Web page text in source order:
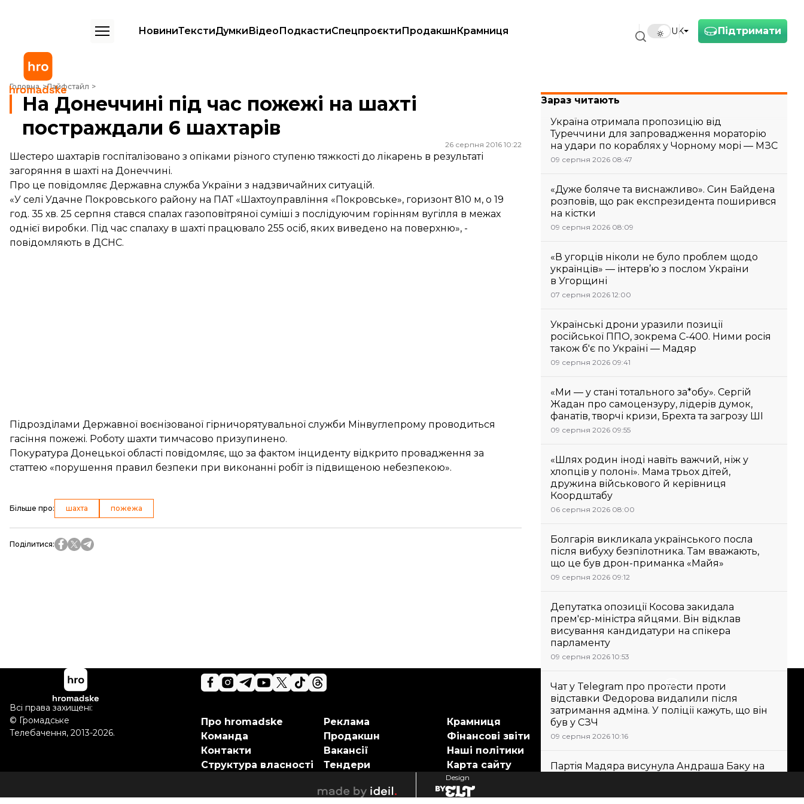
Підтримати
UK
НовиниТекстиДумкиВідеоПодкастиСпецпроєктиПродакшнКрамниця
Головна Лайфстайл
На Донеччині під час пожежі на шахті постраждали 6 шахтарів
На Донеччині під час пожежі на шахті
постраждали 6 шахтарів
26 серпня 2016 10:22
Шестеро шахтарів госпіталізовано з опіками різного ступеню тяжкості до лікарень в результаті
загоряння в шахті на Донеччині.
Про це повідомляє Державна служба України з надзвичайних ситуацій.
«У селі Удачне Покровського району на ПАТ «Шахтоуправління «Покровське», горизонт 810 м, о 19
год. 35 хв. 25 серпня стався спалах газоповітряної суміші з послідуючим горінням вугілля в межах
однієї виробки. Під час спалаху в шахті працювало 255 осіб, яких виведено на поверхню», -
повідомляють в ДСНС.
Підрозділами Державної воєнізованої гірничорятувальної служби Мінвуглепрому проводиться
гасіння пожежі. Роботу шахти тимчасово призупинено.
Покуратура Донецької області повідомляє, що за фактом інциденту відкрито провадження за
статтею «порушення правил безпеки при виконанні робіт із підвищеною небезпекою».
Більше про: шахта пожежа
Поділитися:
Зараз читають
Україна отримала пропозицію від
Туреччини для запровадження мораторію
на удари по кораблях у Чорному морі — МЗС
09 серпня 2026 08:47
«Дуже боляче та виснажливо». Син Байдена
розповів, що рак експрезидента поширився
на кістки
09 серпня 2026 08:09
«В угорців ніколи не було проблем щодо
українців» — інтерв’ю з послом України
в Угорщині
07 серпня 2026 12:00
Українські дрони уразили позиції
російської ППО, зокрема С-400. Ними росія
також б'є по Україні — Мадяр
09 серпня 2026 09:41
«Ми — у стані тотального за*обу». Сергій
Жадан про самоцензуру, лідерів думок,
фанатів, творчі кризи, Брехта та загрозу ШІ
09 серпня 2026 09:55
«Шлях родин іноді навіть важчий, ніж у
хлопців у полоні». Мама трьох дітей,
дружина військового й керівниця
Коордштабу
06 серпня 2026 08:00
Болгарія викликала українського посла
після вибуху безпілотника. Там вважають,
що це був дрон-приманка «Майя»
09 серпня 2026 09:12
Депутатка опозиції Косова закидала
прем'єр-міністра яйцями. Він відклав
висування кандидатури на спікера
парламенту
09 серпня 2026 10:53
Чат у Telegram про протести проти
відставки Федорова видалили після
затримання адміна. У поліції кажуть, що він
був у СЗЧ
09 серпня 2026 10:16
Партія Мадяра висунула Андраша Баку на
Підтримати
Ми працюємо для тебе та
другом
Про hromadske
Команда
Контакти
Структура власності
Реклама
Продакшн
Вакансії
Тендери
Крамниця
Фінансові звіти
Наші політики
Карта сайту
Всі права захищені:
© Громадське
Телебачення, 2013-2026.
ideil
Design
elt